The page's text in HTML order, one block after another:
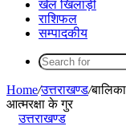
खेल खिलाड़ी
राशिफल
सम्पादकीय
Home/उत्तराखण्ड/
आत्मरक्षा के गुर
उत्तराखण्ड